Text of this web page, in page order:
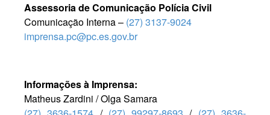
Assessoria de Comunicação Polícia Civil
Comunicação Interna – (27) 3137-9024
imprensa.pc@pc.es.gov.br
Informações à Imprensa:
Matheus Zardini / Olga Samara